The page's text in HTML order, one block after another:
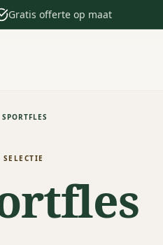
Gratis offerte op maat
SPORTFLES